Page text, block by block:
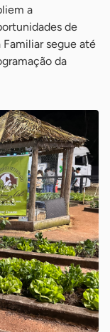
a
de
segue até
da